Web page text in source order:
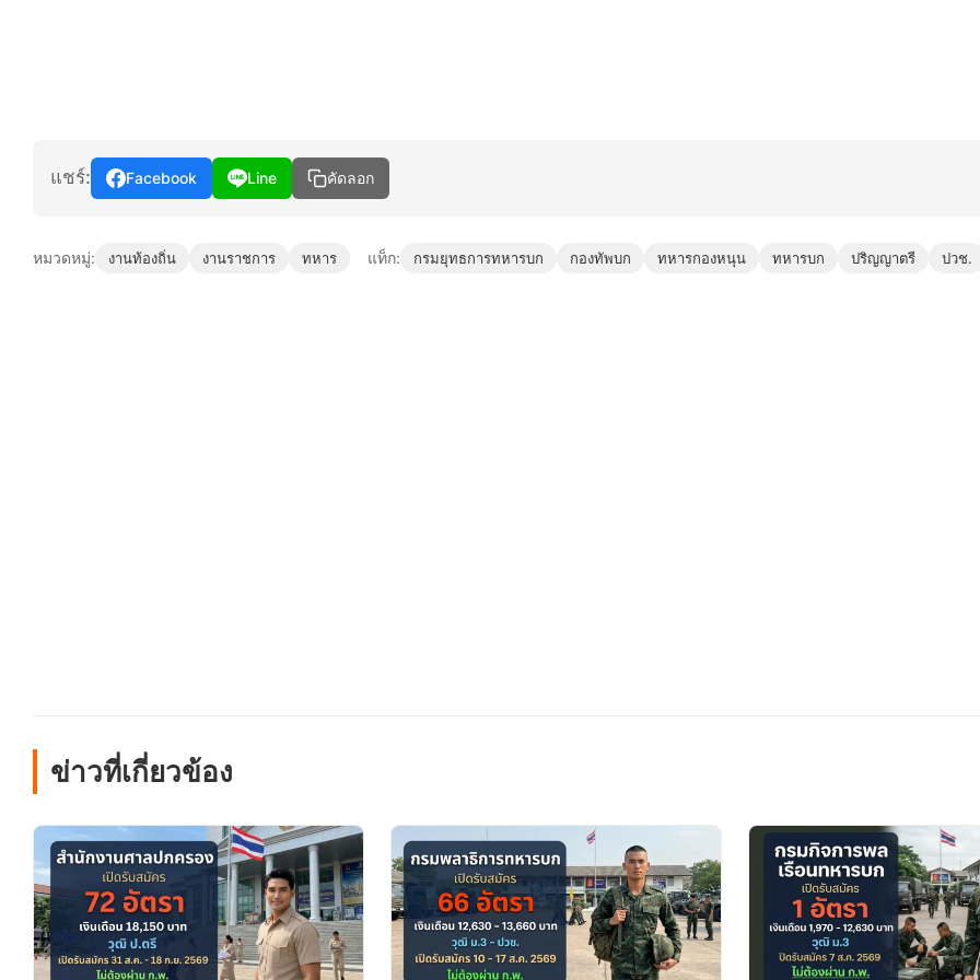
แชร์: Facebook Line คัดลอก
หมวดหมู่: งานท้องถิ่น งานราชการ ทหาร แท็ก: กรมยุทธการทหารบก กองทัพบก ทหารกองหนุน ทหารบก ปริญญาตรี ปวช.
ข่าวที่เกี่ยวข้อง